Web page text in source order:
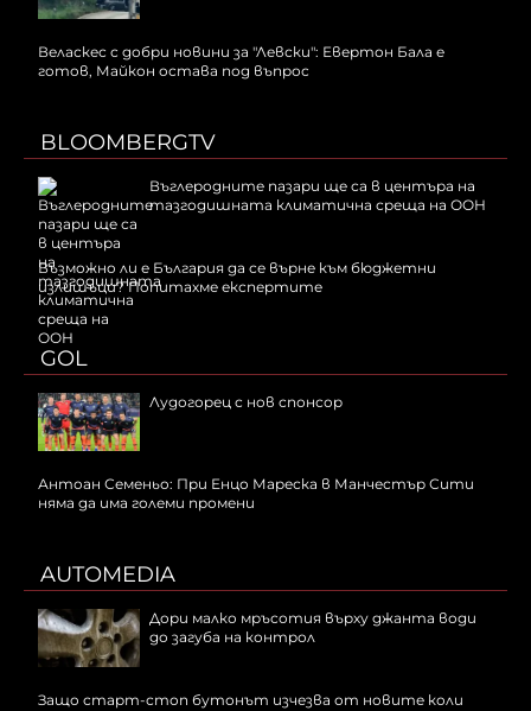
Веласкес с добри новини за "Левски": Евертон Бала е
готов, Майкон остава под въпрос
BLOOMBERGTV
Въглеродните пазари ще са в центъра на
тазгодишната климатична среща на ООН
Възможно ли е България да се върне към бюджетни
излишъци? Попитахме експертите
GOL
Лудогорец с нов спонсор
Антоан Семеньо: При Енцо Мареска в Манчестър Сити
няма да има големи промени
AUTOMEDIA
Дори малко мръсотия върху джанта води
до загуба на контрол
Защо старт-стоп бутонът изчезва от новите коли